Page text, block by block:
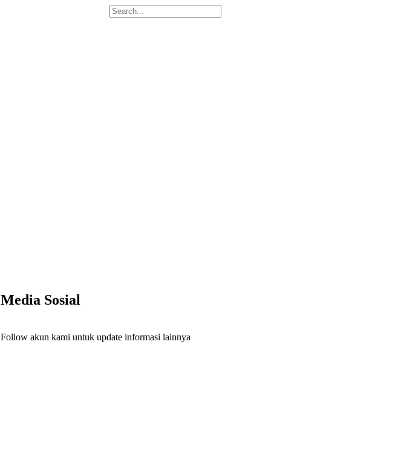
Media Sosial
Follow akun kami untuk update informasi lainnya